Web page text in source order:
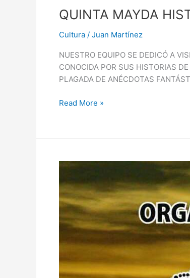
QUINTA MAYDA
Cultura / Juan Martínez
NUESTRO EQUIPO SE DEDICÓ A
CONOCIDA POR SUS HISTORIAS
PLAGADA DE ANÉCDOTAS
Read More »
Señorita
2016